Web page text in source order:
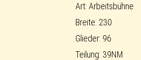
Art: Arbeitsbühne
Breite: 230
Glieder: 96
Teilung: 39NM